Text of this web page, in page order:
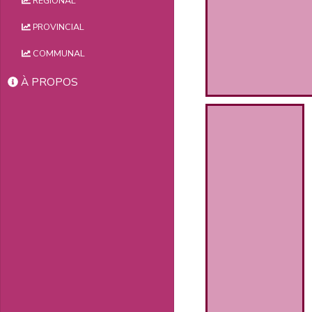
PROVINCIAL
COMMUNAL
À PROPOS